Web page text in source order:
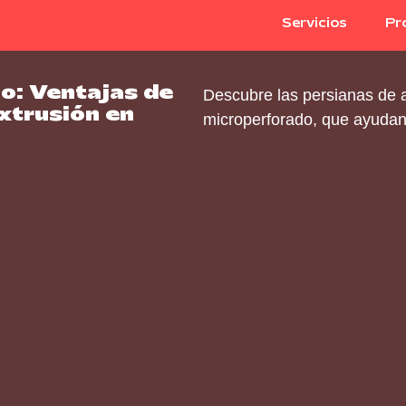
Servicios
Ventajas de
en
Descubre las persianas de
microperforado, que